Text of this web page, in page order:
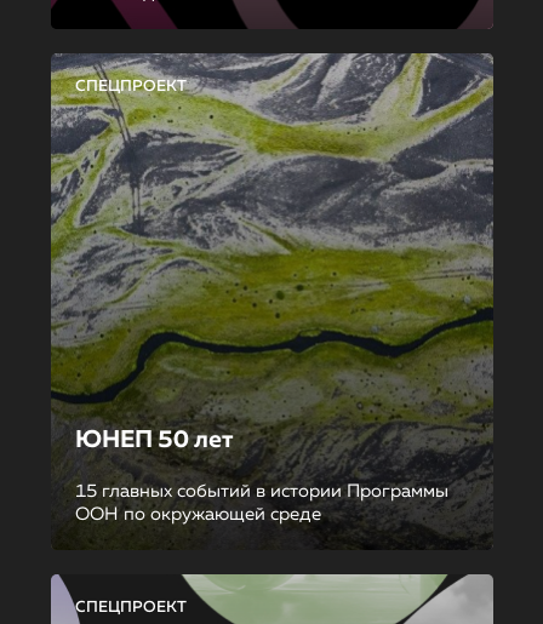
СПЕЦПРОЕКТ
ЮНЕП 50 лет
15 главных событий в истории Программы
ООН по окружающей среде
СПЕЦПРОЕКТ